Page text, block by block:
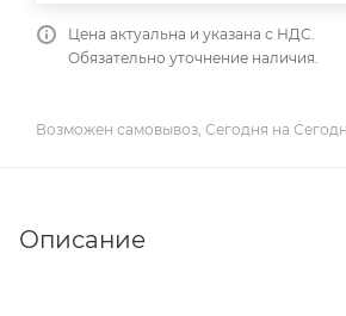
Цена актуальна и указана с НДС.
Обязательно уточнение наличия.
Возможен самовывоз, Сегодня на
Описание